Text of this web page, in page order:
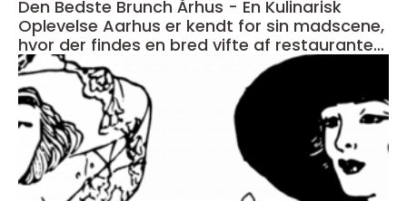
Den Bedste Brunch Århus - En Kulinarisk
Oplevelse Aarhus er kendt for sin madscene,
hvor der findes en bred vifte af restauranter,
caféer og spisesteder